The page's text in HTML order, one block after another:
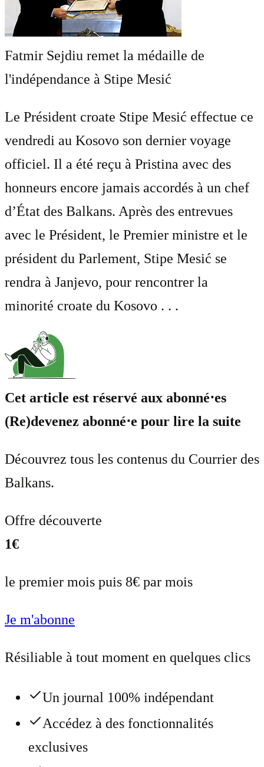
Fatmir Sejdiu remet la médaille de
l'indépendance à Stipe Mesić
Le Président croate Stipe Mesić effectue ce
vendredi au Kosovo son dernier voyage
officiel. Il a été reçu à Pristina avec des
honneurs encore jamais accordés à un chef
d’État des Balkans. Après des entrevues
avec le Président, le Premier ministre et le
président du Parlement, Stipe Mesić se
rendra à Janjevo, pour rencontrer la
minorité croate du Kosovo . . .
Cet article est réservé aux abonné⋅es
(Re)devenez abonné⋅e pour lire la suite
Découvrez tous les contenus du Courrier des
Balkans.
Offre découverte
1€
le premier mois puis 8€ par mois
Je m'abonne
Résiliable à tout moment en quelques clics
Un journal 100% indépendant
Accédez à des fonctionnalités
exclusives